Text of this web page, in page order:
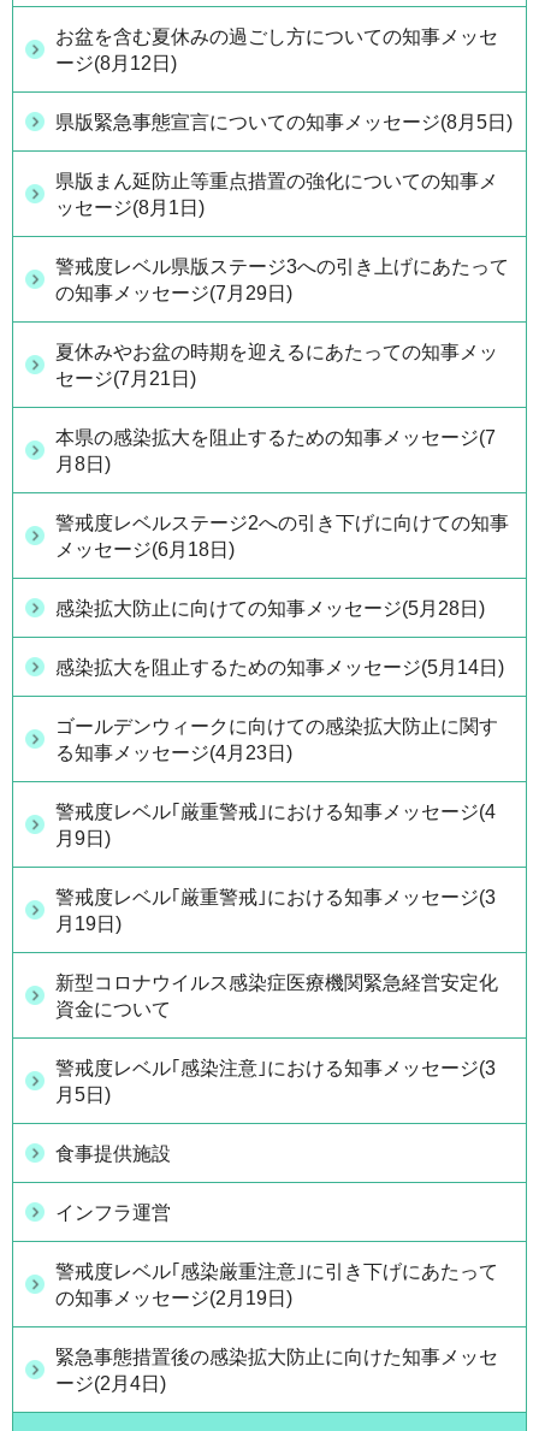
お盆を含む夏休みの過ごし方についての知事メッセ
ージ(8月12日)
県版緊急事態宣言についての知事メッセージ(8月5日)
県版まん延防止等重点措置の強化についての知事メ
ッセージ(8月1日)
警戒度レベル県版ステージ3への引き上げにあたって
の知事メッセージ(7月29日)
夏休みやお盆の時期を迎えるにあたっての知事メッ
セージ(7月21日)
本県の感染拡大を阻止するための知事メッセージ(7
月8日)
警戒度レベルステージ2への引き下げに向けての知事
メッセージ(6月18日)
感染拡大防止に向けての知事メッセージ(5月28日)
感染拡大を阻止するための知事メッセージ(5月14日)
ゴールデンウィークに向けての感染拡大防止に関す
る知事メッセージ(4月23日)
警戒度レベル｢厳重警戒｣における知事メッセージ(4
月9日)
警戒度レベル｢厳重警戒｣における知事メッセージ(3
月19日)
新型コロナウイルス感染症医療機関緊急経営安定化
資金について
警戒度レベル｢感染注意｣における知事メッセージ(3
月5日)
食事提供施設
インフラ運営
警戒度レベル｢感染厳重注意｣に引き下げにあたって
の知事メッセージ(2月19日)
緊急事態措置後の感染拡大防止に向けた知事メッセ
ージ(2月4日)